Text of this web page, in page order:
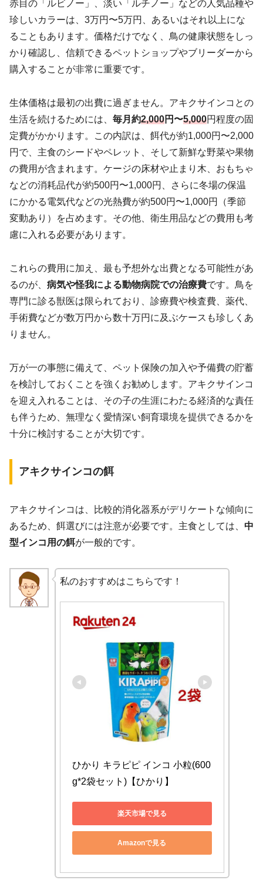
赤目の「ルビノー」、淡い「ルチノー」などの人気品種や
珍しいカラーは、3万円〜5万円、あるいはそれ以上にな
ることもあります。価格だけでなく、鳥の健康状態をしっ
かり確認し、信頼できるペットショップやブリーダーから
購入することが非常に重要です。
生体価格は最初の出費に過ぎません。アキクサインコとの
生活を続けるためには、 毎月約2,000円〜5,000円程度の固
定費がかかります。この内訳は、餌代が約1,000円〜2,000
円で、主食のシードやペレット、そして新鮮な野菜や果物
の費用が含まれます。ケージの床材や止まり木、おもちゃ
などの消耗品代が約500円〜1,000円、さらに冬場の保温
にかかる電気代などの光熱費が約500円〜1,000円（季節
変動あり）を占めます。その他、衛生用品などの費用も考
慮に入れる必要があります。
これらの費用に加え、最も予想外な出費となる可能性があ
るのが、 病気や怪我による動物病院での治療費です。鳥を
専門に診る獣医は限られており、診療費や検査費、薬代、
手術費などが数万円から数十万円に及ぶケースも珍しくあ
りません。
万が一の事態に備えて、ペット保険の加入や予備費の貯蓄
を検討しておくことを強くお勧めします。アキクサインコ
を迎え入れることは、その子の生涯にわたる経済的な責任
も伴うため、無理なく愛情深い飼育環境を提供できるかを
十分に検討することが大切です。
アキクサインコの餌
アキクサインコは、比較的消化器系がデリケートな傾向に
あるため、餌選びには注意が必要です。主食としては、 中
型インコ用の餌が一般的です。
私のおすすめはこちらです！
ひかり キラピピ インコ 小粒(600
g*2袋セット)【ひかり】
楽天市場で見る
Amazonで見る